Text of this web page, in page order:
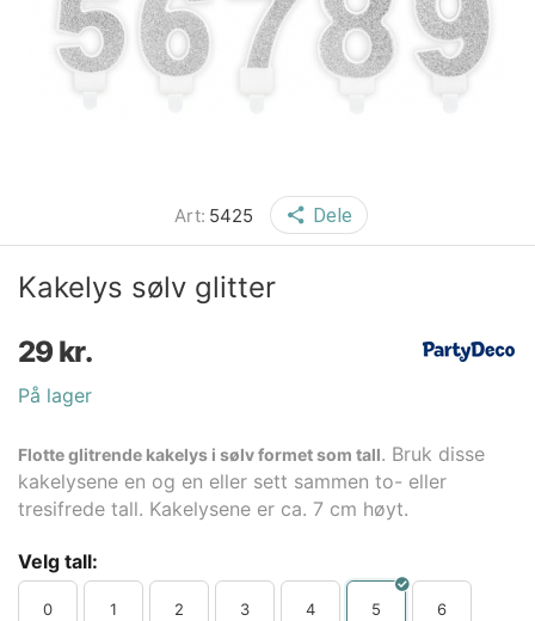
Art: 5425 Dele
Kakelys sølv glitter
29 kr.
På lager
Flotte glitrende kakelys i sølv formet som tall. Bruk disse
kakelysene en og en eller sett sammen to- eller
tresifrede tall. Kakelysene er ca. 7 cm høyt.
Velg tall:
0 1 2 3 4 5 6